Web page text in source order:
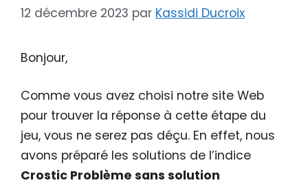
12 décembre 2023 par Kassidi Ducroix
Bonjour,
Comme vous avez choisi notre site Web
pour trouver la réponse à cette étape du
jeu, vous ne serez pas déçu. En effet, nous
avons préparé les solutions de l’indice
Crostic Problème sans solution